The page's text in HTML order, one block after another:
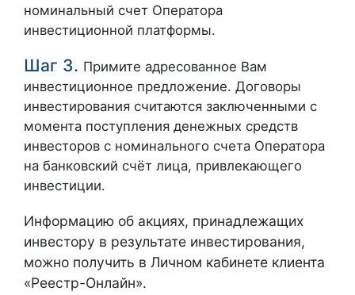
номинальный счет Оператора
инвестиционной платформы.
Шаг 3. Примите адресованное Вам
инвестиционное предложение. Договоры
инвестирования считаются заключенными с
момента поступления денежных средств
инвесторов с номинального счета Оператора
на банковский счёт лица, привлекающего
инвестиции.
Информацию об акциях, принадлежащих
инвестору в результате инвестирования,
можно получить в Личном кабинете клиента
«Реестр-Онлайн».